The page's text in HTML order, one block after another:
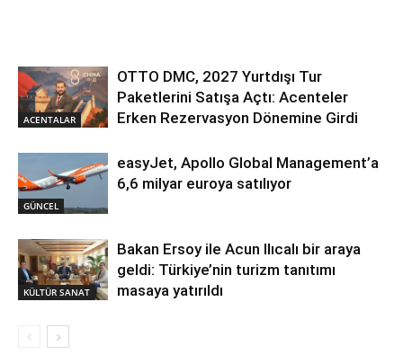
ACENTALAR
OTTO DMC, 2027 Yurtdışı Tur
Paketlerini Satışa Açtı: Acenteler
Erken Rezervasyon Dönemine Girdi
GÜNCEL
easyJet, Apollo Global Management’a
6,6 milyar euroya satılıyor
KÜLTÜR SANAT
Bakan Ersoy ile Acun Ilıcalı bir araya
geldi: Türkiye’nin turizm tanıtımı
masaya yatırıldı